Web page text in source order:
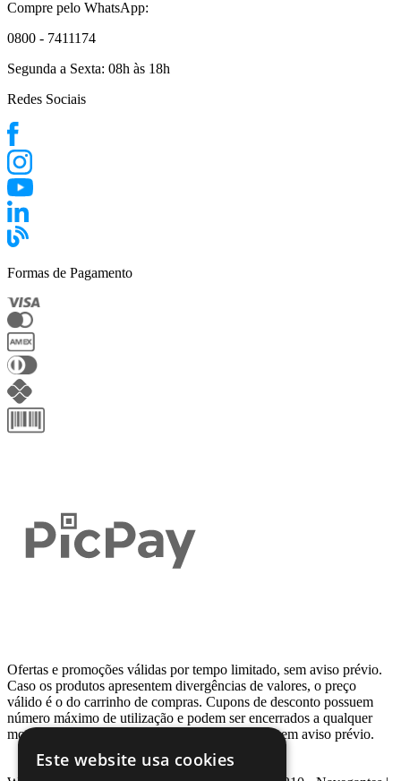
Compre pelo WhatsApp:
0800 - 7411174
Segunda a Sexta: 08h às 18h
Redes Sociais
Formas de Pagamento
Ofertas e promoções válidas por tempo limitado, sem aviso prévio.
Caso os produtos apresentem divergências de valores, o preço
válido é o do carrinho de compras. Cupons de desconto possuem
número máximo de utilização e podem ser encerrados a qualquer
momento, de acordo com sua disponibilidade e sem aviso prévio.
Este website usa cookies